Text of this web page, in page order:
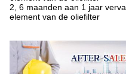
2, 6 maanden aan 1 jaar
element van de oliefilter